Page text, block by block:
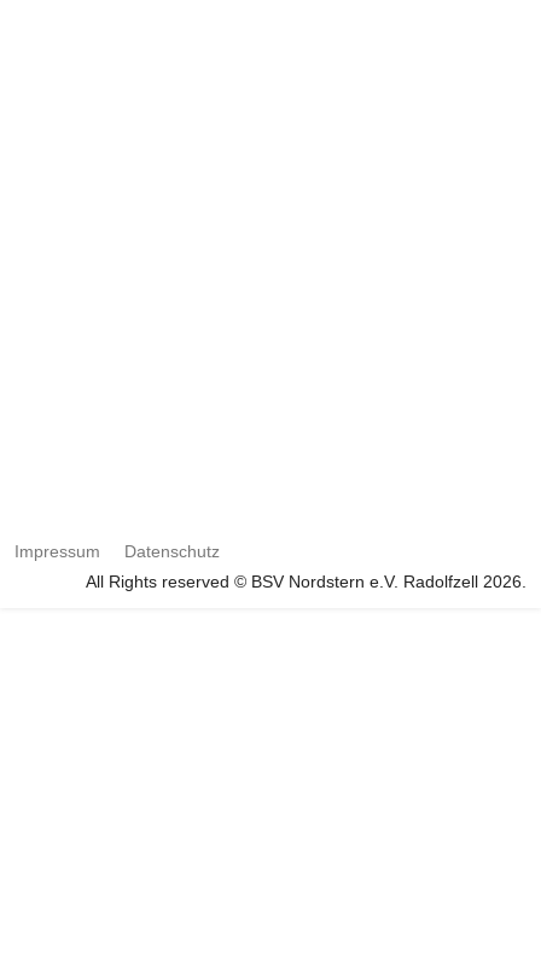
Impressum
Datenschutz
All Rights reserved © BSV Nordstern e.V. Radolfzell 2026.